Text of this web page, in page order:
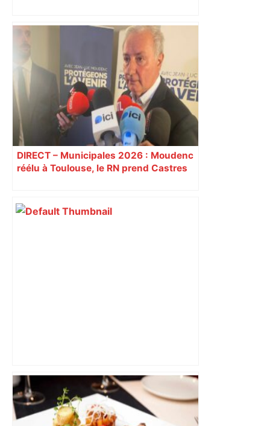
DIRECT – Municipales 2026 : Moudenc
réélu à Toulouse, le RN prend Castres
Un jeune de 20 ans en urgence
absolue après avoir reçu un coup de
couteau à Toulouse – ladepeche.fr